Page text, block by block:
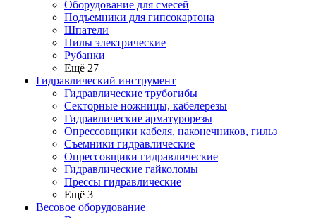
Оборудование для смесей
Подъемники для гипсокартона
Шпатели
Пилы электрические
Рубанки
Ещё 27
Гидравлический инструмент
Гидравлические трубогибы
Секторные ножницы, кабелерезы
Гидравлические арматурорезы
Опрессовщики кабеля, наконечников, гильз
Съемники гидравлические
Опрессовщики гидравлические
Гидравлические гайколомы
Прессы гидравлические
Ещё 3
Весовое оборудование